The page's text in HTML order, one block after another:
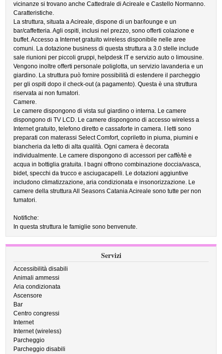
vicinanze si trovano anche Cattedrale di Acireale e Castello Normanno.
Caratteristiche.
La struttura, situata a Acireale, dispone di un bar/lounge e un
bar/caffetteria. Agli ospiti, inclusi nel prezzo, sono offerti colazione e
buffet. Accesso a Internet gratuito wireless disponibile nelle aree
comuni. La dotazione business di questa struttura a 3.0 stelle include
sale riunioni per piccoli gruppi, helpdesk IT e servizio auto o limousine.
Vengono inoltre offerti personale poliglotta, un servizio lavanderia e un
giardino. La struttura può fornire possibilità di estendere il parcheggio
per gli ospiti dopo il check-out (a pagamento). Questa è una struttura
riservata ai non fumatori.
Camere.
Le camere dispongono di vista sul giardino o interna. Le camere
dispongono di TV LCD. Le camere dispongono di accesso wireless a
Internet gratuito, telefono diretto e cassaforte in camera. I letti sono
preparati con materassi Select Comfort, copriletto in piuma, piumini e
biancheria da letto di alta qualità. Ogni camera è decorata
individualmente. Le camere dispongono di accessori per caffè/tè e
acqua in bottiglia gratuita. I bagni offrono combinazione doccia/vasca,
bidet, specchi da trucco e asciugacapelli. Le dotazioni aggiuntive
includono climatizzazione, aria condizionata e insonorizzazione. Le
camere della struttura All Seasons Catania Acireale sono tutte per non
fumatori.
Notifiche:
In questa struttura le famiglie sono benvenute.
Servizi
Accessibilità disabili
Animali ammessi
Aria condizionata
Ascensore
Bar
Centro congressi
Internet
Internet (wireless)
Parcheggio
Parcheggio disabili